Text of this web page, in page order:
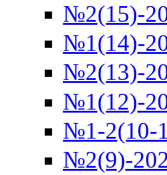
№2(15)-
№1(14)-
№2(13)-
№1(12)-
№1-2(10-
№2(9)-